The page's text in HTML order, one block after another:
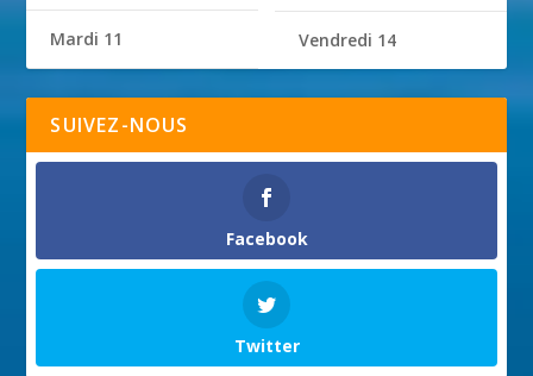
Mardi 11 Vendredi 14
SUIVEZ-NOUS
Facebook
Twitter